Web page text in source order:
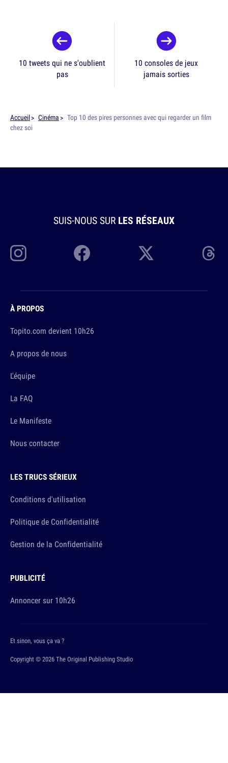
10 tweets qui ne s'oublient
pas
10 consoles de jeux
jamais sorties
Accueil Cinéma
Top 10 des pires personnes avec qui regarder un film
chez soi
SUIS-NOUS SUR LES RÉSEAUX
À PROPOS
Topito.com devient 10h26
A propos de nous
L'équipe
La FAQ
Le Manifeste
Nous contacter
LES TRUCS SÉRIEUX
Conditions d'utilisation
Politique de Confidentialité
Gestion de la Confidentialité
PUBLICITÉ
Annoncer sur 10h26
Copyright © 2026 The Original Publishing Studio
Et sinon, vous ça va ?